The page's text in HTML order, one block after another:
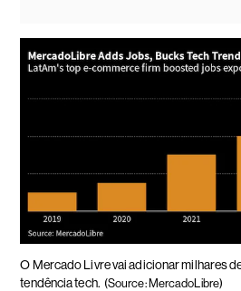
O Mercado Livre vai adicionar milhares
tendência tech. (Source: MercadoLibre)